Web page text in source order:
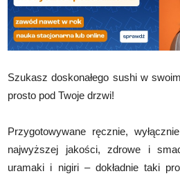
Szukasz doskonałego sushi w
prosto pod Twoje drzwi!
Przygotowywane ręcznie,
najwyższej jakości, zdrowe i
uramaki i nigiri – dokładnie taki